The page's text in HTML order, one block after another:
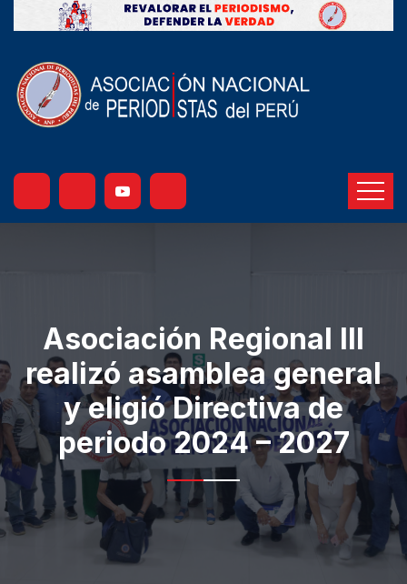
Asociación Regional III
realizó asamblea general
y eligió Directiva de
periodo 2024 – 2027